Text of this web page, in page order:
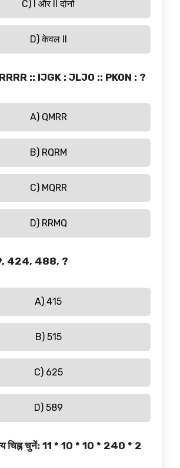
C) I और II दोनों
D) केवल II
:: IJGK : JLJO :: PKON : ?
A) QMRR
B) RQRM
C) MQRR
D) RRMQ
424, 488, ?
A) 415
B) 515
C) 625
D) 589
चिह्न चुनें: 11 * 10 * 10 * 240 * 2